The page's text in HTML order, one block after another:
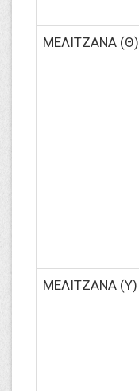
ΜΕΛΙΤΖΑΝΑ (Θ)
ΜΕΛΙΤΖΑΝΑ (Υ)